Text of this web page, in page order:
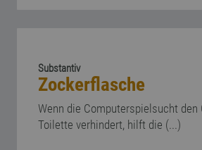
Substantiv
Zockerflasche
Wenn die Computerspielsucht den
Toilette verhindert, hilft die (...)